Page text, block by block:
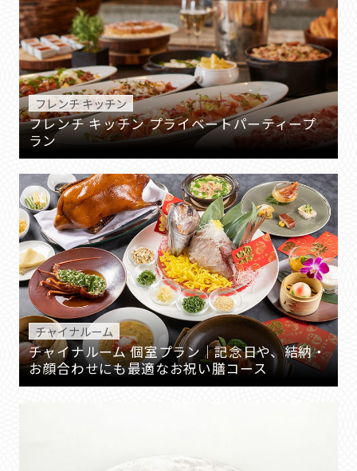
フレンチ キッチン
フレンチ キッチン プライベートパーティープ
ラン
チャイナルーム
チャイナルーム 個室プラン｜記念日や、結納・
お顔合わせにも最適なお祝い膳コース